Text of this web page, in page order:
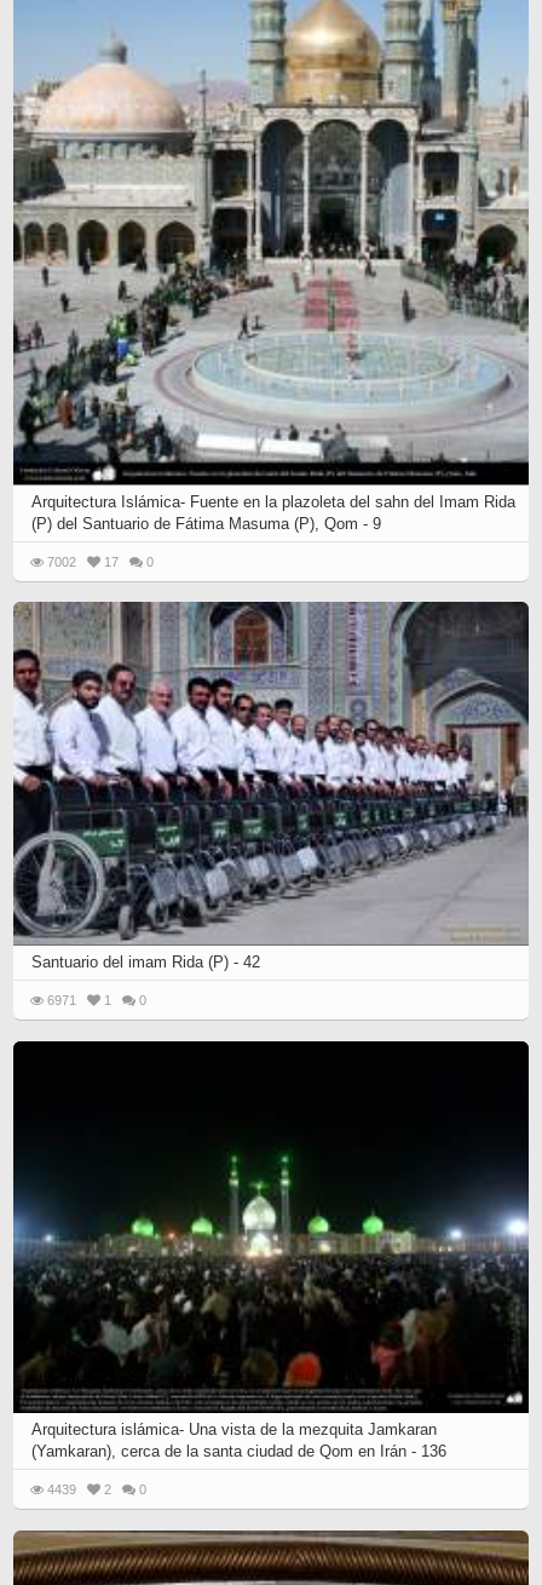
Dichos y Narraciones
Arquitectura Islámica- Fuente en la plazoleta del sahn del Imam Rida
(P) del Santuario de Fátima Masuma (P), Qom - 9
7002 17 0
Santuario del imam Rida (P) - 42
6971 1 0
Arquitectura islámica- Una vista de la mezquita Jamkaran
(Yamkaran), cerca de la santa ciudad de Qom en Irán - 136
4439 2 0